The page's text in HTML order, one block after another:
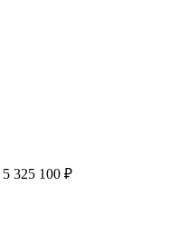
5 325 100 ₽